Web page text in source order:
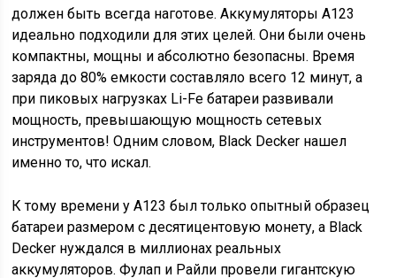
должен быть всегда наготове. Аккумуляторы А123
идеально подходили для этих целей. Они были очень
компактны, мощны и абсолютно безопасны. Время
заряда до 80% емкости составляло всего 12 минут, а
при пиковых нагрузках Li-Fe батареи развивали
мощность, превышающую мощность сетевых
инструментов! Одним словом, Black Decker нашел
именно то, что искал.
К тому времени у А123 был только опытный образец
батареи размером с десятицентовую монету, а Black
Decker нуждался в миллионах реальных
аккумуляторов. Фулап и Райли провели гигантскую